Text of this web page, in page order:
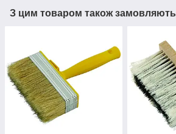
З цим товаром також замовляють